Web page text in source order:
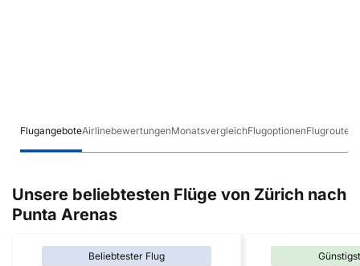
FlugangeboteAirlinebewertungenMonatsvergleichFlugoptionenFlugrouten
Unsere beliebtesten Flüge von Zürich nach
Punta Arenas
Beliebtester Flug